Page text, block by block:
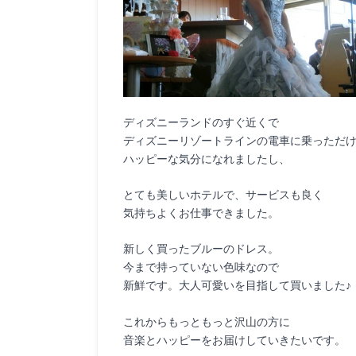
ディズニーランドのすぐ近くで
ディズニーリゾートラインの電車に乗っただ
ハッピーな気分になれましたし、
とても美しいホテルで、サービスも良く
気持ちよくお仕事できました。
新しく買ったブルーのドレス。
今まで持っていない色味なので
新鮮です。大人可愛いを目指して買いました♪
これからもっともっと沢山の方に
音楽とハッピーをお届けしていきたいです。